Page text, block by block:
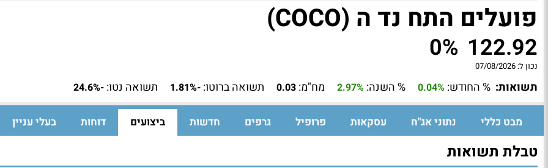
פועלים התח נד ה (COCO)
122.92
0%
נכון ל: 07/08/2026
תשואות: % החודש: 0.04% % השנה: 2.97% מח"מ: 0.03 תשואה ברוטו: -1.81% תשואה נטו: -24.6%
מבט כללי נתוני אג"ח עסקאות פרופיל גרפים חדשות ביצועים דוחות בעלי עניין
טבלת תשואות